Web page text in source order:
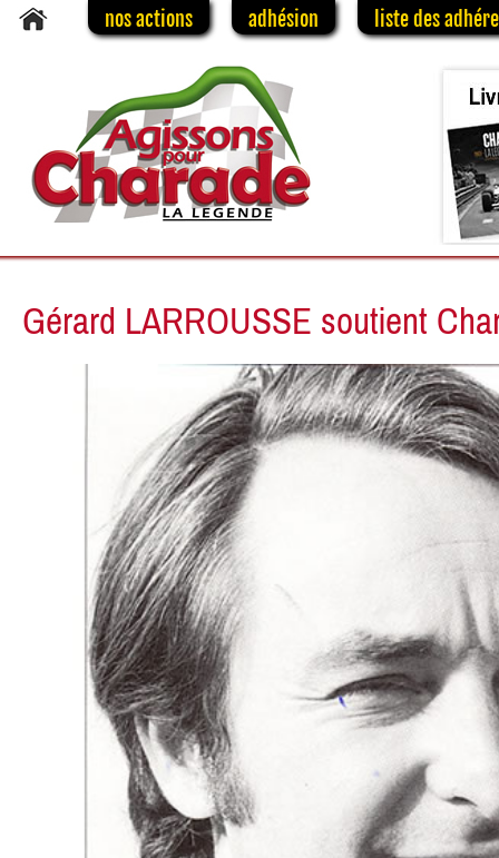
nos actions adhésion liste des
Gérard LARROUSSE soutient